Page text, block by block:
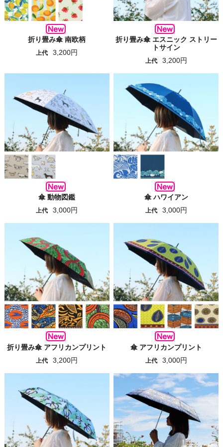
折り畳み傘 南欧柄
上代 3,200円
折り畳み傘 エスニック ストリー
トサイン
上代 3,200円
傘 動物図鑑
上代 3,000円
傘 ハワイアン
上代 3,000円
折り畳み傘 アフリカンプリント
上代 3,200円
傘 アフリカンプリント
上代 3,000円